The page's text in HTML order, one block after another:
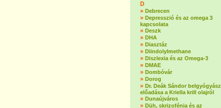
D
» Debrecen
» Depresszió és az omega 3
kapcsolata
» Deszk
» DHA
» Diasztáz
» Diindolylmethane
» Diszlexia és az Omega-3
» DMAE
» Dombóvár
» Dorog
» Dr. Deák Sándor belgyógyász
előadása a Kriella krill olajról
» Dunaújváros
» Düh, skrizofénia és az